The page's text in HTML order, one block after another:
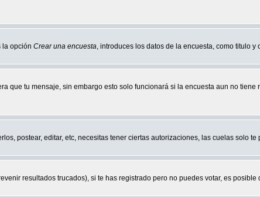
la opción Crear una encuesta, introduces los datos de la encuesta, como titulo
que tu mensaje, sin embargo esto solo funcionará si la encuesta aun no
postear, editar, etc, necesitas tener ciertas autorizaciones, las cuelas solo
resultados trucados), si te has registrado pero no puedes votar, es